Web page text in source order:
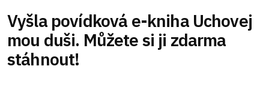
Vyšla povídková e-kniha Uchovej
mou duši. Můžete si ji zdarma
stáhnout!